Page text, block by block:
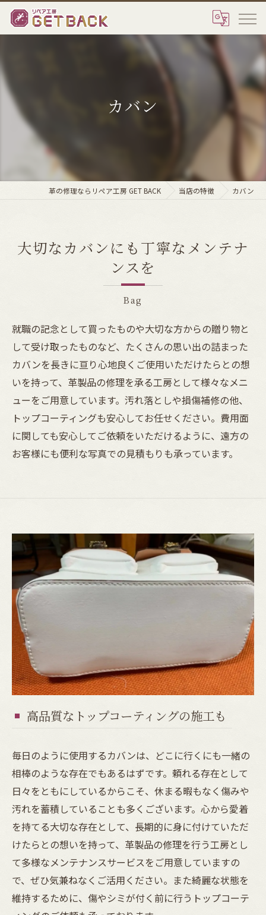
カバン
革の修理ならリペア工房 GET BACK 当店の特徴 カバン
大切なカバンにも丁寧なメンテナ
ンスを
Bag
就職の記念として買ったものや大切な方からの贈り物と
して受け取ったものなど、たくさんの思い出の詰まった
カバンを長きに亘り心地良くご使用いただけたらとの想
いを持って、革製品の修理を承る工房として様々なメニ
ューをご用意しています。汚れ落としや損傷補修の他、
トップコーティングも安心してお任せください。費用面
に関しても安心してご依頼をいただけるように、遠方の
お客様にも便利な写真での見積もりも承っています。
高品質なトップコーティングの施工も
毎日のように使用するカバンは、どこに行くにも一緒の
相棒のような存在でもあるはずです。頼れる存在として
日々をともにしているからこそ、休まる暇もなく傷みや
汚れを蓄積していることも多くございます。心から愛着
を持てる大切な存在として、長期的に身に付けていただ
けたらとの想いを持って、革製品の修理を行う工房とし
て多様なメンテナンスサービスをご用意していますの
で、ぜひ気兼ねなくご活用ください。また綺麗な状態を
維持するために、傷やシミが付く前に行うトップコーテ